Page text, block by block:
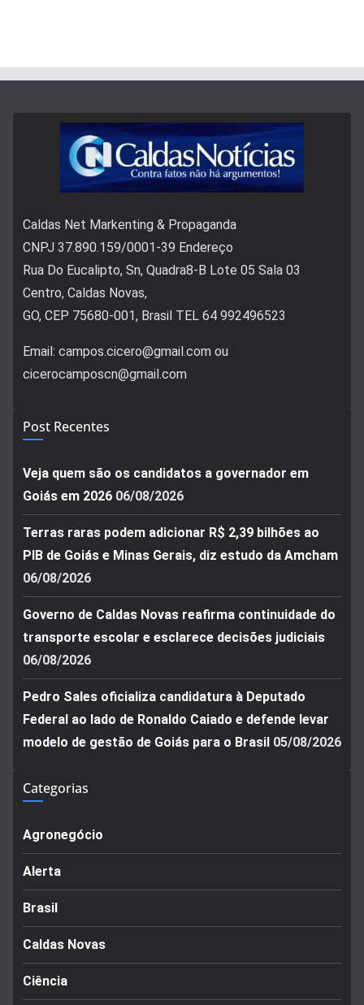
Caldas Net Markenting & Propaganda
CNPJ 37.890.159/0001-39 Endereço
Rua Do Eucalipto, Sn, Quadra8-B Lote 05 Sala 03
Centro, Caldas Novas,
GO, CEP 75680-001, Brasil TEL 64 992496523
Email: campos.cicero@gmail.com ou
cicerocamposcn@gmail.com
Post Recentes
Veja quem são os candidatos a governador em
Goiás em 2026 06/08/2026
Terras raras podem adicionar R$ 2,39 bilhões ao
PIB de Goiás e Minas Gerais, diz estudo da Amcham
06/08/2026
Governo de Caldas Novas reafirma continuidade do
transporte escolar e esclarece decisões judiciais
06/08/2026
Pedro Sales oficializa candidatura à Deputado
Federal ao lado de Ronaldo Caiado e defende levar
modelo de gestão de Goiás para o Brasil 05/08/2026
Categorias
Agronegócio
Alerta
Brasil
Caldas Novas
Ciência